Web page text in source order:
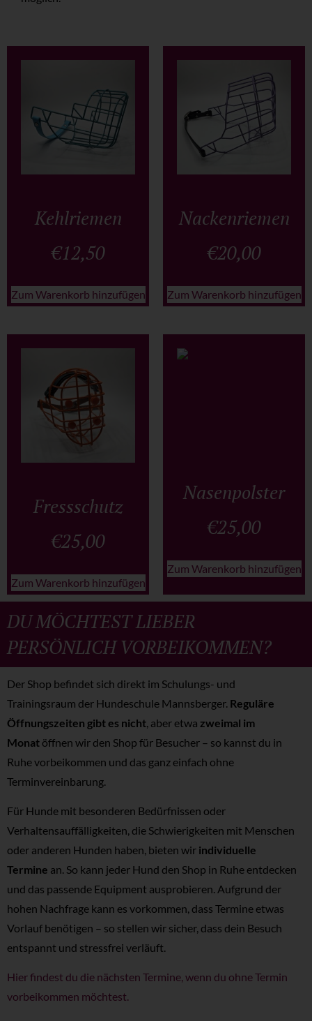
Kehlriemen
€12,50
Zum Warenkorb hinzufügen
Nackenriemen
€20,00
Zum Warenkorb hinzufügen
Fressschutz
€25,00
Zum Warenkorb hinzufügen
Nasenpolster
€25,00
Zum Warenkorb hinzufügen
DU MÖCHTEST LIEBER
PERSÖNLICH VORBEIKOMMEN?
Der Shop befindet sich direkt im Schulungs- und
Trainingsraum der Hundeschule Mannsberger. Reguläre
Öffnungszeiten gibt es nicht , aber etwa zweimal im
Monat öffnen wir den Shop für Besucher – so kannst du in
Ruhe vorbeikommen und das ganz einfach ohne
Terminvereinbarung.
Für Hunde mit besonderen Bedürfnissen oder
Verhaltensauffälligkeiten, die Schwierigkeiten mit Menschen
oder anderen Hunden haben, bieten wir individuelle
Termine an. So kann jeder Hund den Shop in Ruhe entdecken
und das passende Equipment ausprobieren. Aufgrund der
hohen Nachfrage kann es vorkommen, dass Termine etwas
Vorlauf benötigen – so stellen wir sicher, dass dein Besuch
entspannt und stressfrei verläuft.
Hier findest du die nächsten Termine, wenn du ohne Termin
vorbeikommen möchtest.